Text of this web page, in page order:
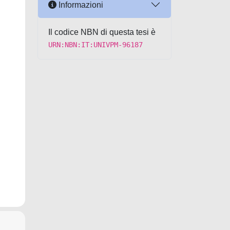
Informazioni
Il codice NBN di questa tesi è
URN:NBN:IT:UNIVPM-96187